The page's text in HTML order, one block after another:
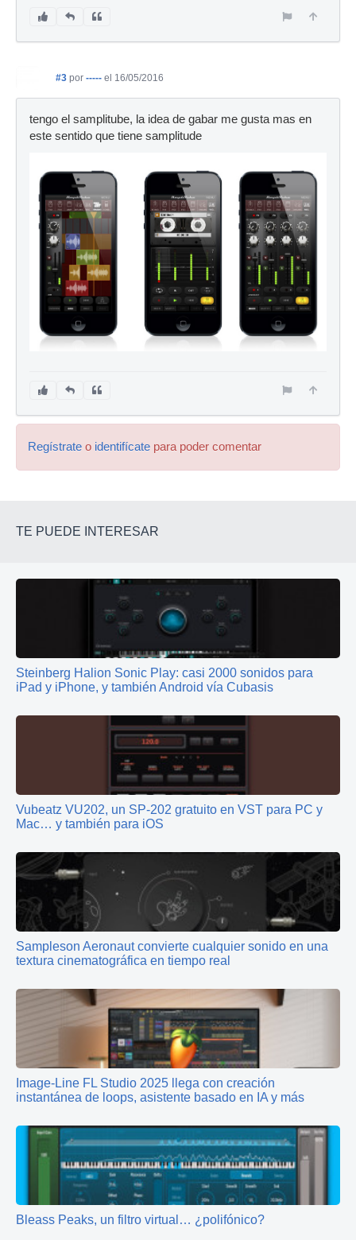
#3 por ----- el 16/05/2016
tengo el samplitube, la idea de gabar me gusta mas en
este sentido que tiene samplitude
Regístrate o identifícate para poder comentar
TE PUEDE INTERESAR
Steinberg Halion Sonic Play: casi 2000 sonidos para
iPad y iPhone, y también Android vía Cubasis
Vubeatz VU202, un SP‑202 gratuito en VST para PC y
Mac… y también para iOS
Sampleson Aeronaut convierte cualquier sonido en una
textura cinematográfica en tiempo real
Image-Line FL Studio 2025 llega con creación
instantánea de loops, asistente basado en IA y más
Bleass Peaks, un filtro virtual… ¿polifónico?